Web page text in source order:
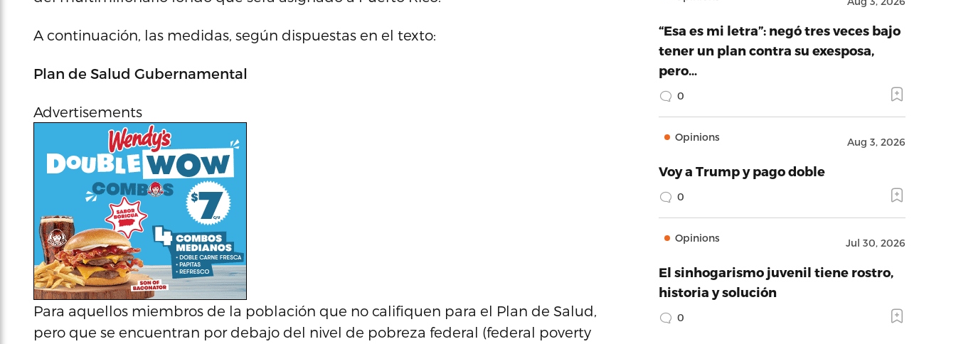
A continuación, las medidas, según dispuestas en el texto:
Plan de Salud Gubernamental
Advertisements
Para aquellos miembros de la población que no califiquen para el Plan de Salud,
pero que se encuentran por debajo del nivel de pobreza federal (federal poverty
“Esa es mi letra”: negó tres veces bajo
tener un plan contra su exesposa,
pero…
0
Opinions Aug 3, 2026
Voy a Trump y pago doble
0
Opinions Jul 30, 2026
El sinhogarismo juvenil tiene rostro,
historia y solución
0